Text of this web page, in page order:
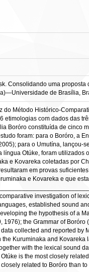
Consolidando uma
de Brasília,
do Método Histórico-
etimologias com dados das
Boróro constituída de cinco
foram: para o Boróro, a
para o Umutína, lançou-
língua Otúke, foram
e Kovareka coletadas por
em provas
e Kovareka e que
investigation of
established sound
the hypothesis of a
1976); the Grammar of
collected and reported by
the Kuruminaka and
with the lexical sound
is the most closely
related to Boróro than to